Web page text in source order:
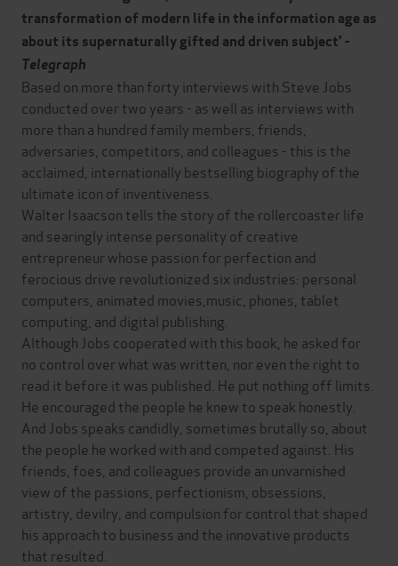
transformation of modern life in the information age as
about its supernaturally gifted and driven subject' -
Telegraph
Based on more than forty interviews with Steve Jobs
conducted over two years - as well as interviews with
more than a hundred family members, friends,
adversaries, competitors, and colleagues - this is the
acclaimed, internationally bestselling biography of the
ultimate icon of inventiveness.
Walter Isaacson tells the story of the rollercoaster life
and searingly intense personality of creative
entrepreneur whose passion for perfection and
ferocious drive revolutionized six industries: personal
computers, animated movies,music, phones, tablet
computing, and digital publishing.
Although Jobs cooperated with this book, he asked for
no control over what was written, nor even the right to
read it before it was published. He put nothing off limits.
He encouraged the people he knew to speak honestly.
And Jobs speaks candidly, sometimes brutally so, about
the people he worked with and competed against. His
friends, foes, and colleagues provide an unvarnished
view of the passions, perfectionism, obsessions,
artistry, devilry, and compulsion for control that shaped
his approach to business and the innovative products
that resulted.